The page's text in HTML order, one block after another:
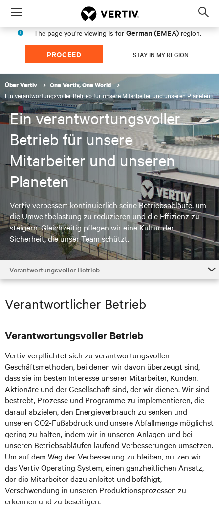
Menu
The page you're viewing is for German (EMEA) region.
PROCEED STAY IN MY REGION
Über Vertiv One Vertiv, One World
Ein verantwortungsvoller Betrieb für unsere Mitarbeiter und unseren Planeten
Ein verantwortungsvoller
Betrieb für unsere
Mitarbeiter und unseren
Planeten
Vertiv verbessert kontinuierlich seine Betriebsabläufe, um
die Umweltbelastung zu reduzieren und die Effizienz zu
steigern. Gleichzeitig pflegen wir eine Kultur der
Sicherheit, die unser Team schützt.
Verantwortungsvoller Betrieb
Effiziente Produkte und Systeme
Unsere Mitarbeiter
Unsere Nachbarn
Unternehmensführung und -kontrolle
Verantwortlicher Betrieb
Verantwortungsvoller Betrieb
Vertiv verpflichtet sich zu verantwortungsvollen
Geschäftsmethoden, bei denen wir davon überzeugt sind,
dass sie im besten Interesse unserer Mitarbeiter, Kunden,
Aktionäre und der Gesellschaft sind, der wir dienen. Wir sind
bestrebt, Prozesse und Programme zu implementieren, die
darauf abzielen, den Energieverbrauch zu senken und
unseren CO2-Fußabdruck und unsere Abfallmenge möglichst
gering zu halten, indem wir in unseren Anlagen und bei
unseren Betriebsabläufen laufend Verbesserungen umsetzen.
Um auf dem Weg der Verbesserung zu bleiben, nutzen wir
das Vertiv Operating System, einen ganzheitlichen Ansatz,
der die Mitarbeiter dazu anleitet und befähigt,
Verschwendung in unseren Produktionsprozessen zu
erkennen und zu beseitigen.